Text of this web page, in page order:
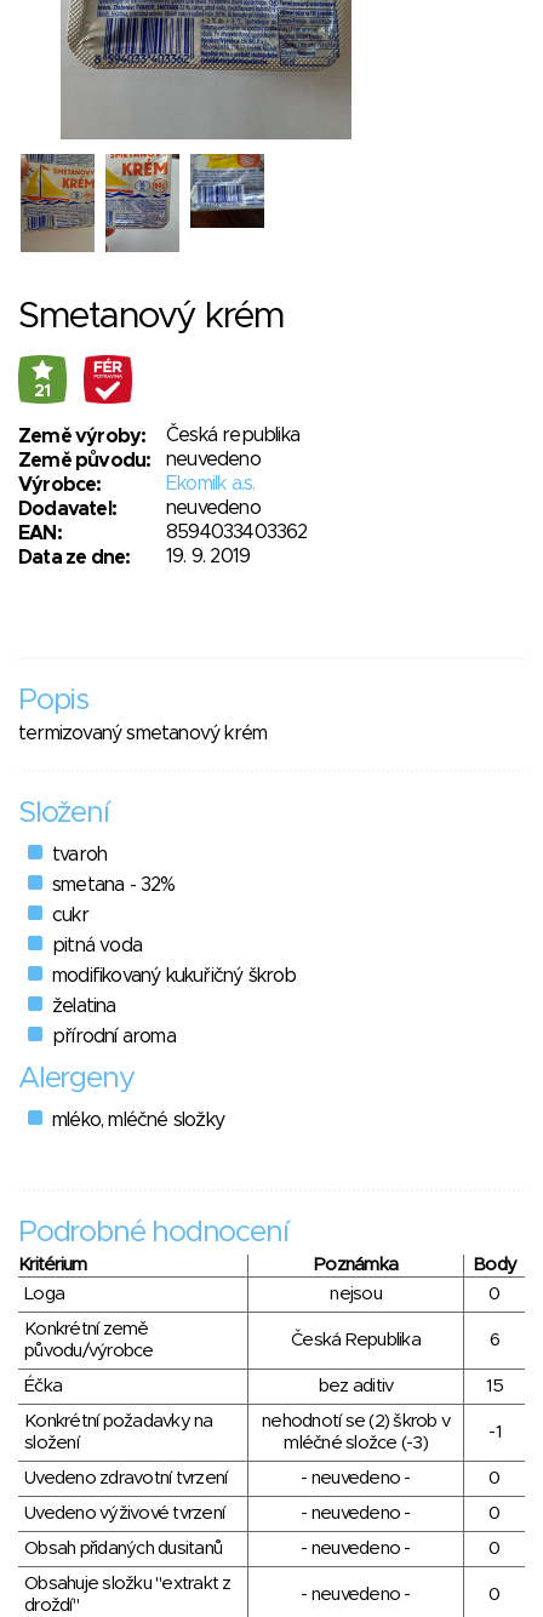
Smetanový krém
21
Země výroby:
Česká republika
Země původu:
neuvedeno
Výrobce:
Ekomilk a.s.
Dodavatel:
neuvedeno
EAN:
8594033403362
Data ze dne:
19. 9. 2019
Popis
termizovaný smetanový krém
Složení
tvaroh
smetana - 32%
cukr
pitná voda
modifikovaný kukuřičný škrob
želatina
přírodní aroma
Alergeny
mléko, mléčné složky
Podrobné hodnocení
Kritérium Poznámka
Body
Loga
nejsou
0
Konkrétní země
původu/výrobce
Česká Republika 6
Éčka bez aditiv
15
Konkrétní požadavky na
složení
nehodnotí se (2) škrob v
mléčné složce (-3)
-1
Uvedeno zdravotní tvrzení - neuvedeno -
0
Uvedeno výživové tvrzení
- neuvedeno -
0
Obsah přidaných dusitanů
- neuvedeno -
0
Obsahuje složku "extrakt z
droždí"
- neuvedeno - 0